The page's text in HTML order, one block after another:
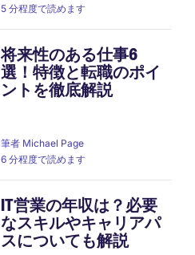
5 分程度で読めます
将来性のある仕事6
選！特徴と転職のポイ
ントを徹底解説
筆者 Michael Page
6 分程度で読めます
IT営業の年収は？必要
なスキルやキャリアパ
スについても解説